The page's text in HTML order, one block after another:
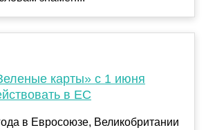
карты» с 1 июня
в ЕС
в Евросоюзе, Великобритании